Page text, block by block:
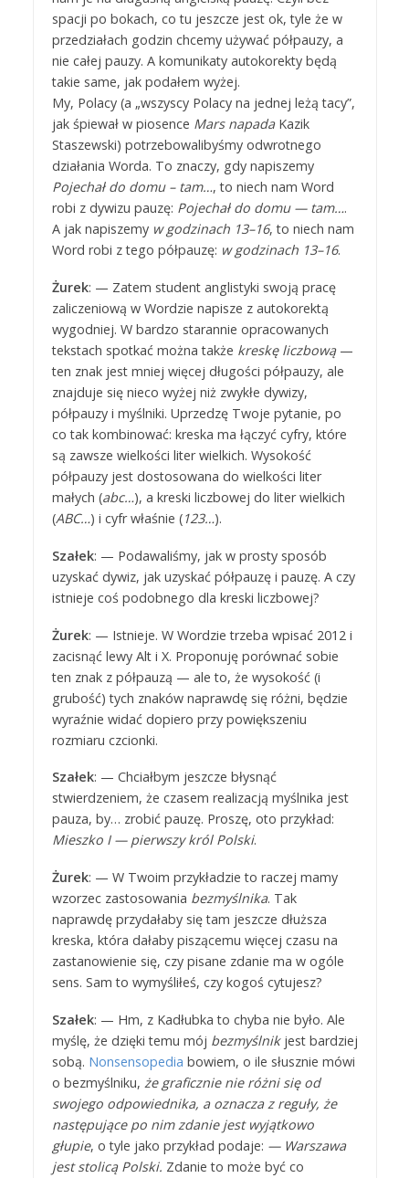
spacji po bokach, co tu jeszcze jest ok, tyle że w
przedziałach godzin chcemy używać półpauzy, a
nie całej pauzy. A komunikaty autokorekty będą
takie same, jak podałem wyżej.
My, Polacy (a „wszyscy Polacy na jednej leżą tacy”,
jak śpiewał w piosence Mars napadaKazik
Staszewski) potrzebowalibyśmy odwrotnego
działania Worda. To znaczy, gdy napiszemy
Pojechał do domu – tam…, to niech nam Word
robi z dywizu pauzę: Pojechał do domu — tam….
A jak napiszemy w godzinach 13–16, to niech nam
Word robi z tego półpauzę: w godzinach 13–16.
Żurek: — Zatem student anglistyki swoją pracę
zaliczeniową w Wordzie napisze z autokorektą
wygodniej. W bardzo starannie opracowanych
tekstach spotkać można także kreskę liczbową—
ten znak jest mniej więcej długości półpauzy, ale
znajduje się nieco wyżej niż zwykłe dywizy,
półpauzy i myślniki. Uprzedzę Twoje pytanie, po
co tak kombinować: kreska ma łączyć cyfry, które
są zawsze wielkości liter wielkich. Wysokość
półpauzy jest dostosowana do wielkości liter
małych (abc…), a kreski liczbowej do liter wielkich
(ABC…) i cyfr właśnie (123…).
Szałek: — Podawaliśmy, jak w prosty sposób
uzyskać dywiz, jak uzyskać półpauzę i pauzę. A czy
istnieje coś podobnego dla kreski liczbowej?
Żurek: — Istnieje. W Wordzie trzeba wpisać 2012 i
zacisnąć lewy Alt i X. Proponuję porównać sobie
ten znak z półpauzą — ale to, że wysokość (i
grubość) tych znaków naprawdę się różni, będzie
wyraźnie widać dopiero przy powiększeniu
rozmiaru czcionki.
Szałek: — Chciałbym jeszcze błysnąć
stwierdzeniem, że czasem realizacją myślnika jest
pauza, by… zrobić pauzę. Proszę, oto przykład:
Mieszko I — pierwszy król Polski.
Żurek: — W Twoim przykładzie to raczej mamy
wzorzec zastosowania bezmyślnika. Tak
naprawdę przydałaby się tam jeszcze dłuższa
kreska, która dałaby piszącemu więcej czasu na
zastanowienie się, czy pisane zdanie ma w ogóle
sens. Sam to wymyśliłeś, czy kogoś cytujesz?
Szałek: — Hm, z Kadłubka to chyba nie było. Ale
myślę, że dzięki temu mój bezmyślnikjest bardziej
sobą. Nonsensopedia bowiem, o ile słusznie mówi
o bezmyślniku, że graficznie nie różni się od
swojego odpowiednika, a oznacza z reguły, że
następujące po nim zdanie jest wyjątkowo
głupie, o tyle jako przykład podaje: — Warszawa
jest stolicą Polski. Zdanie to może być co